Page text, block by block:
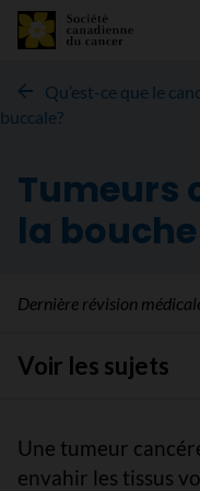
Qu’est-ce que le
buccale?
Tumeurs
la bouche
Dernière révision
Voir les sujets
Une tumeur
envahir les tissus